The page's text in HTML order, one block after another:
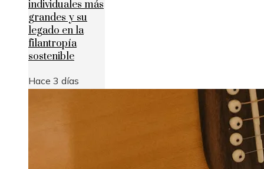
individuales más
grandes y su
legado en la
filantropía
sostenible
Hace 3 días